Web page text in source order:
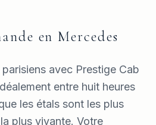
en Mercedes
avec Prestige Cab
entre huit heures
les étals sont les plus
plus vivante. Votre